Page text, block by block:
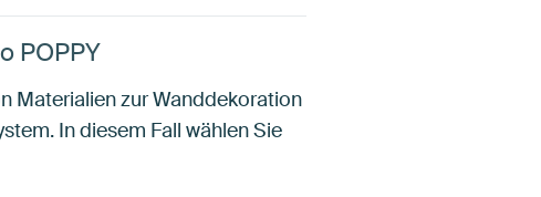
POPPY
Materialien zur Wanddekoration
In diesem Fall wählen Sie